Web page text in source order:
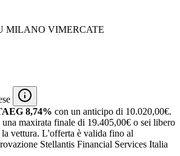
MILANO VIMERCATE
8,74% con un anticipo di 10.020,00€.
maxirata finale di 19.405,00€ o sei libero
vettura. L'offerta è valida fino al
Stellantis Financial Services Italia